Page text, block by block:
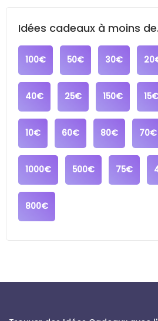
Idées cadeaux à moins
100€ 50€ 30€
40€ 25€ 150€ 15€
10€ 60€ 80€ 70€
1000€ 500€ 75€
800€